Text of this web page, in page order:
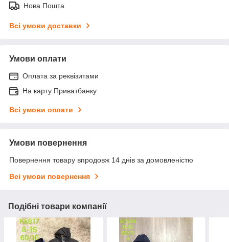
Нова Пошта
Всі умови доставки
Умови оплати
Оплата за реквізитами
На карту Приватбанку
Всі умови оплати
Умови повернення
Повернення товару впродовж 14 днів за домовленістю
Всі умови повернення
Подібні товари компанії